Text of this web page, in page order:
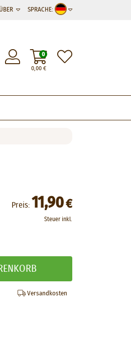
SPRACHE:
ÜBER
0,00€
0
Preis: 11,90€
Steuer inkl.
Versandkosten